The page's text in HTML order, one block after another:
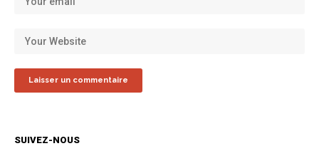
SUIVEZ-NOUS